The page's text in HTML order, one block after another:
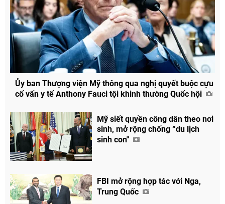
Ủy ban Thượng viện Mỹ thông qua nghị quyết buộc cựu
cố vấn y tế Anthony Fauci tội khinh thường Quốc hội
Mỹ siết quyền công dân theo nơi
sinh, mở rộng chống “du lịch
sinh con"
FBI mở rộng hợp tác với Nga,
Trung Quốc